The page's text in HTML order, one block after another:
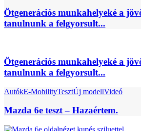
Ötgenerációs munkahelyeké a
tanulnunk a felgyorsult...
Ötgenerációs munkahelyeké a
tanulnunk a felgyorsult...
AutókE-MobilityTesztÚj modellVideó
Mazda 6e teszt – Hazaértem.